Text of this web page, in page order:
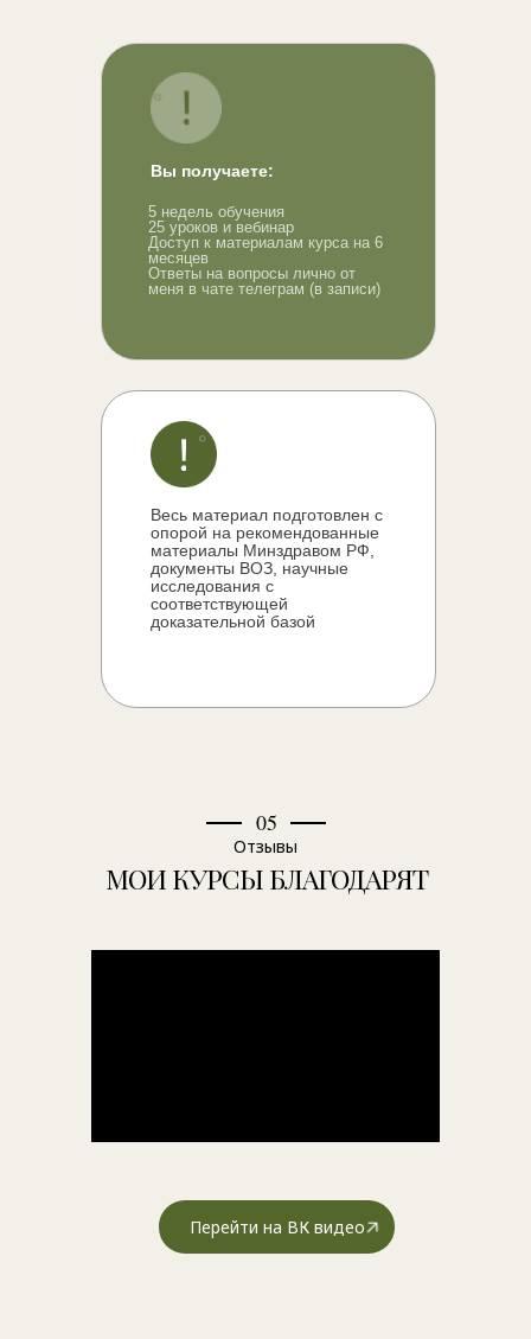
Весь материал подготовлен с
опорой на рекомендованные
материалы Минздравом РФ,
документы ВОЗ, научные
исследования с
соответствующей
доказательной базой
Вы получаете:
5 недель обучения
25 уроков и вебинар
Доступ к материалам курса на 6
месяцев
Ответы на вопросы лично от
меня в чате телеграм (в записи)
Перейти на ВК видео
МОИ КУРСЫ БЛАГОДАРЯТ
05
Отзывы